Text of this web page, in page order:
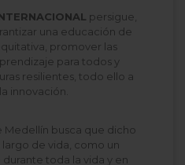
persigue,
una educación de
promover las
para todos y
resilientes, todo ello a
innovación.
Medellín busca que dicho
de vida, como un
toda la vida y en